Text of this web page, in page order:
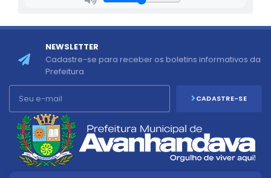
NEWSLETTER
Cadastre-se para receber os boletins informativos da
Prefeitura
CADASTRE-SE